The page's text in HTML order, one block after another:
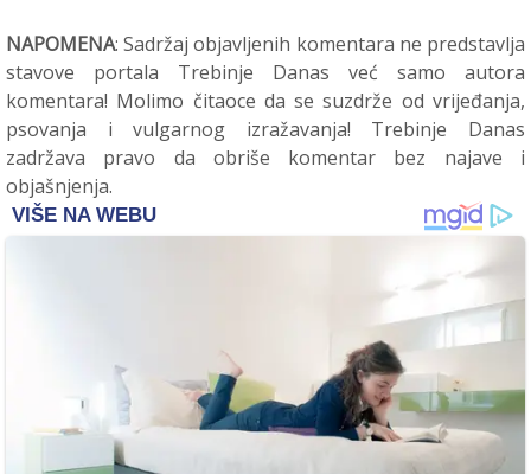
NAPOMENA: Sadržaj objavljenih komentara ne predstavlja
stavove portala Trebinje Danas već samo autora
komentara! Molimo čitaoce da se suzdrže od vrijeđanja,
psovanja i vulgarnog izražavanja! Trebinje Danas
zadržava pravo da obriše komentar bez najave i
objašnjenja.